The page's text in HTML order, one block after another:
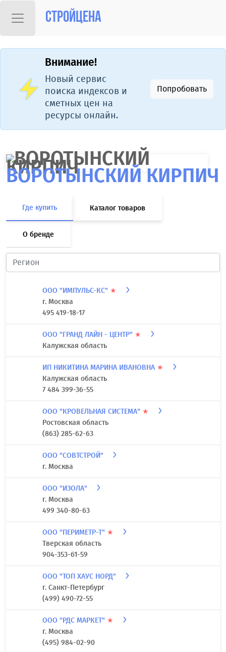
Стройцена
Внимание!
Новый сервис
поиска индексов и
сметных цен на
ресурсы онлайн.
Попробовать
ВОРОТЫНСКИЙ КИРПИЧ
Где купить Каталог товаров
О бренде
ООО "ИМПУЛЬС-КС" ★
г. Москва
495 419-18-17
ООО "ГРАНД ЛАЙН - ЦЕНТР" ★
Калужская область
ИП НИКИТИНА МАРИНА ИВАНОВНА ★
Калужская область
7 484 399-36-55
ООО "КРОВЕЛЬНАЯ СИСТЕМА" ★
Ростовская область
(863) 285-62-63
ООО "СОВТСТРОЙ"
г. Москва
ООО "ИЗОЛА"
г. Москва
499 340-80-63
ООО "ПЕРИМЕТР-Т" ★
Тверская область
904-353-61-59
ООО "ТОП ХАУС НОРД"
г. Санкт-Петербург
(499) 490-72-55
ООО "РДС МАРКЕТ" ★
г. Москва
(495) 984-02-90